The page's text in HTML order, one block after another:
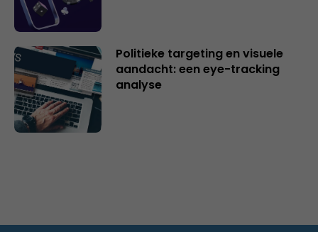
Politieke targeting en visuele
aandacht: een eye-tracking
analyse